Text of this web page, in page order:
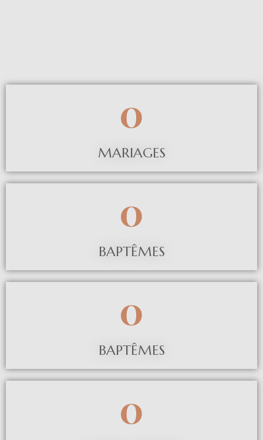
0
MARIAGES
0
BAPTÊMES
0
BAPTÊMES
0